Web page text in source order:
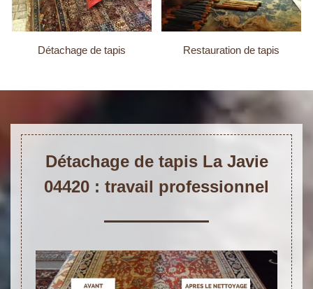
Détachage de tapis Restauration de tapis
Détachage de tapis La Javie
04420 : travail professionnel